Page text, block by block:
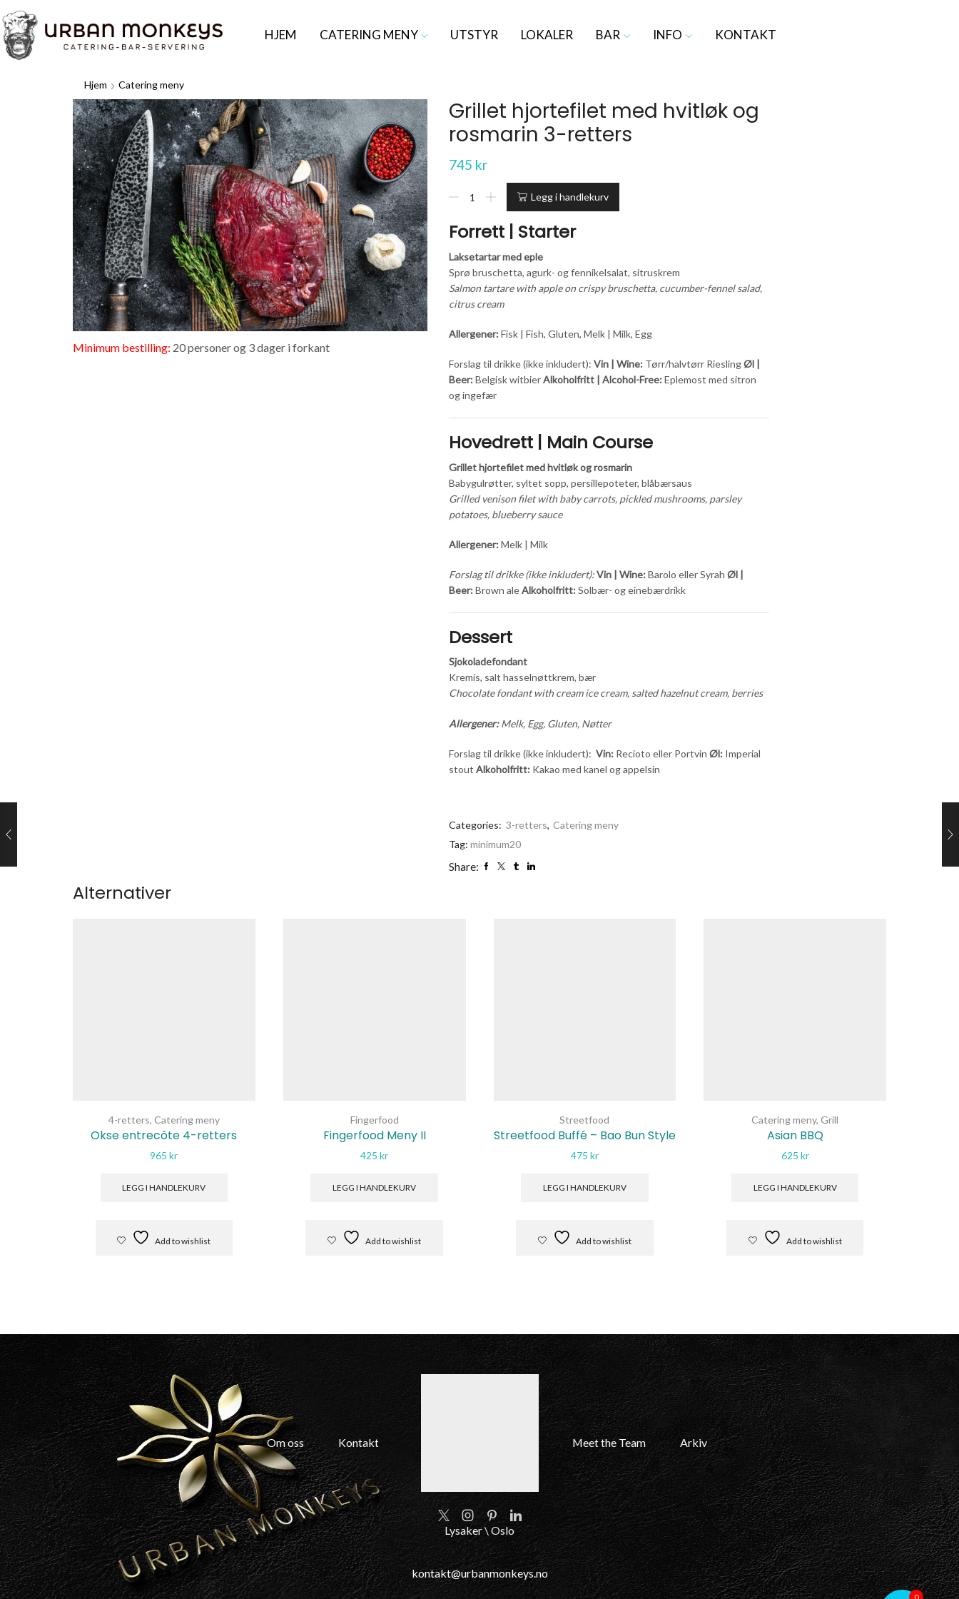
0
HJEM CATERING MENY UTSTYR LOKALER BAR INFO KONTAKT
Hjem Catering meny
Minimum bestilling: 20 personer og 3 dager i forkant
Grillet hjortefilet med hvitløk og
rosmarin 3-retters
745 kr
hjortefilet
hvitløk
rosmarin
3-
retters
antall
Legg i handlekurv
Forrett | Starter
Laksetartar med eple
Sprø bruschetta, agurk- og fennikelsalat, sitruskrem
Salmon tartare with apple on crispy bruschetta, cucumber-fennel salad,
citrus cream
Allergener:Fisk | Fish, Gluten, Melk | Milk, Egg
Forslag til drikke (ikke inkludert): Vin | Wine:Tørr/halvtørr RieslingØl |
Beer:Belgisk witbierAlkoholfritt | Alcohol-Free:Eplemost med sitron
og ingefær
Hovedrett | Main Course
Grillet hjortefilet med hvitløk og rosmarin
Babygulrøtter, syltet sopp, persillepoteter, blåbærsaus
Grilled venison filet with baby carrots, pickled mushrooms, parsley
potatoes, blueberry sauce
Allergener:Melk | Milk
Forslag til drikke (ikke inkludert):Vin | Wine:Barolo eller Syrah Øl |
Beer:Brown aleAlkoholfritt:Solbær- og einebærdrikk
Dessert
Sjokoladefondant
Kremis, salt hasselnøttkrem, bær
Chocolate fondant with cream ice cream, salted hazelnut cream, berries
Allergener:Melk, Egg, Gluten, Nøtter
Forslag til drikke (ikke inkludert): Vin:Recioto eller Portvin Øl:Imperial
stout Alkoholfritt:Kakao med kanel og appelsin
Categories: 3-retters, Catering meny
Tag: minimum20
Share:
Alternativer
4-retters, Catering meny
Okse entrecôte 4-retters
965kr
LEGG I HANDLEKURV
Add to wishlist
Fingerfood
Fingerfood Meny II
425kr
LEGG I HANDLEKURV
Add to wishlist
Streetfood
Streetfood Buffé – Bao Bun Style
475 kr
LEGG I HANDLEKURV
Add to wishlist
Catering meny, Grill
Asian BBQ
625 kr
LEGG I HANDLEKURV
Add to wishlist
Om oss Kontakt Meet the Team Arkiv
TwitterInstagram
PinterestLinkedin
Lysaker \ Oslo
kontakt@urbanmonkeys.no